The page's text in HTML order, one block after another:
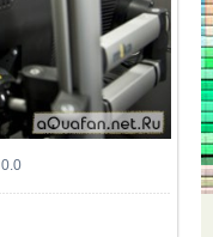
0.0